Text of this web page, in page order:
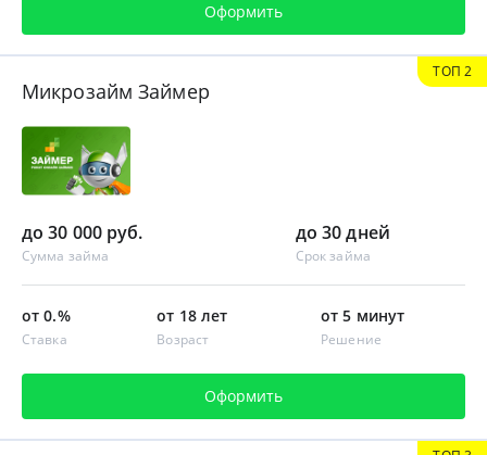
Оформить
Микрозайм Займер
до 30 000 руб.
Сумма займа
до 30 дней
Срок займа
от 0.%
Ставка
от 18 лет
Возраст
от 5 минут
Решение
Оформить
ТОП 2